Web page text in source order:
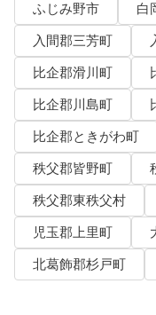
ふじみ野市
白
入間郡三芳町
比企郡滑川町
比企郡川島町
比企郡ときがわ町
秩父郡皆野町
秩父郡東秩父村
児玉郡上里町
北葛飾郡杉戸町